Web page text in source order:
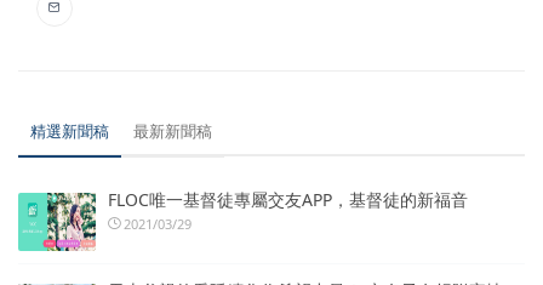
精選新聞稿 最新新聞稿
FLOC唯一基督徒專屬交友APP，基督徒的新福音
2021/03/29